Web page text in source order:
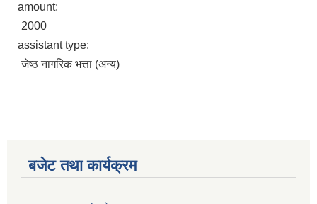
amount:
2000
assistant type:
जेष्ठ नागरिक भत्ता (अन्य)
बजेट तथा कार्यक्रम